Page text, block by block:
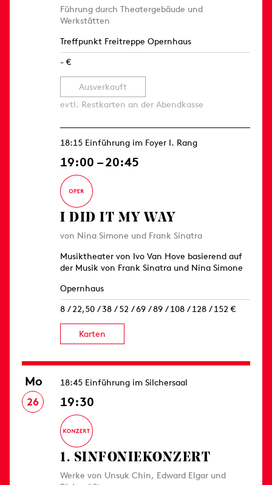
Führung durch Theatergebäude und
Werkstätten
Treffpunkt Freitreppe Opernhaus
- €
Ausverkauft
evtl. Restkarten an der Abendkasse
18:15 Einführung im Foyer I. Rang
19:00 – 20:45
I DID IT MY WAY
von Nina Simone und Frank Sinatra
Musiktheater von Ivo Van Hove basierend auf
der Musik von Frank Sinatra und Nina Simone
Opernhaus
8 / 22,50 / 38 / 52 / 69 / 89 / 108 / 128 / 152 €
Karten
Mo
26
18:45 Einführung im Silchersaal
19:30
1. SINFONIE­KONZERT
Werke von Unsuk Chin, Edward Elgar und